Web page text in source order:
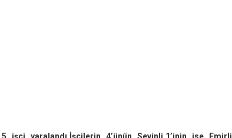
işçi yaralandı.İşçilerin 4’ünün Sevinli,1’inin ise Emirli